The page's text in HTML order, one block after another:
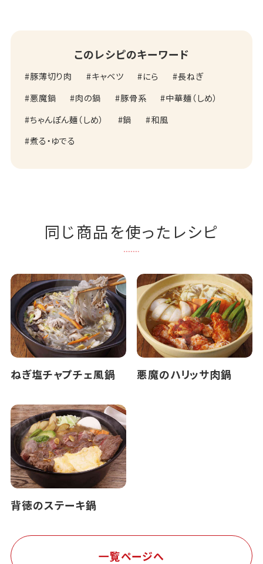
このレシピのキーワード
豚薄切り肉 キャベツ にら
長ねぎ
悪魔鍋
肉の鍋 豚骨系
中華麺（しめ）
ちゃんぽん麺（しめ）
鍋
和風
煮る・ゆでる
同じ商品を使ったレシピ
ねぎ塩チャプチェ風鍋 悪魔のハリッサ肉鍋
背徳のステーキ鍋
一覧ページへ